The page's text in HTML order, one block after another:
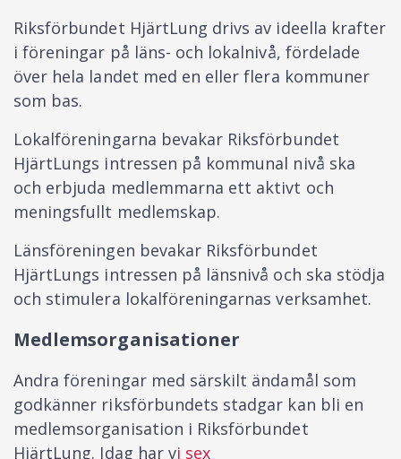
Riksförbundet HjärtLung drivs av ideella krafter
i föreningar på läns- och lokalnivå, fördelade
över hela landet med en eller flera kommuner
som bas.
Lokalföreningarna bevakar Riksförbundet
HjärtLungs intressen på kommunal nivå ska
och erbjuda medlemmarna ett aktivt och
meningsfullt medlemskap.
Länsföreningen bevakar Riksförbundet
HjärtLungs intressen på länsnivå och ska stödja
och stimulera lokalföreningarnas verksamhet.
Medlemsorganisationer
Andra föreningar med särskilt ändamål som
godkänner riksförbundets stadgar kan bli en
medlemsorganisation i Riksförbundet
HjärtLung. Idag har vi sex